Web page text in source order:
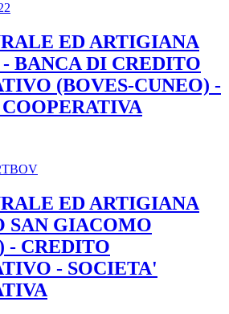
ED ARTIGIANA
BANCA DI CREDITO
(BOVES-CUNEO) -
ED ARTIGIANA
SAN GIACOMO
- CREDITO
- SOCIETA'